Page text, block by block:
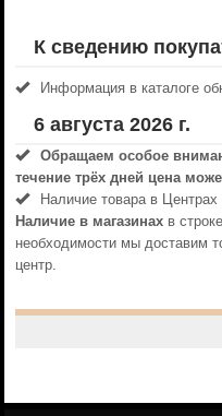
К сведению
Информация в каталоге
6 августа 2026 г.
Обращаем особое
течениe трёх дней цена
Наличие товара в
Наличие в магазинахв
необходимости мы доставим
центр.